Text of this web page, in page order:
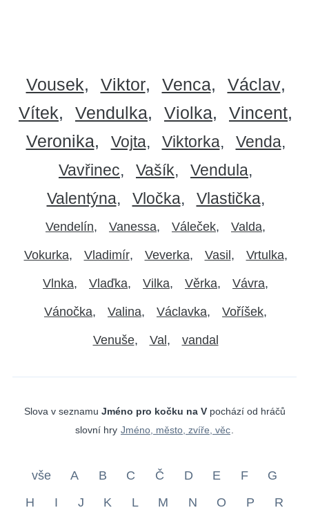
Vousek Viktor Venca
Václav
Vítek
Vendulka Violka
Vincent
Veronika
Vojta Viktorka
Venda
Vavřinec
Vašík
Vendula
Valentýna
Vločka Vlastička
Vendelín Vanessa Váleček Valda
Vokurka Vladimír Veverka Vasil Vrtulka
Vlnka Vlaďka Vilka Věrka Vávra
Vánočka Valina Václavka Voříšek
Venuše Val vandal
Slova v seznamu Jméno pro kočku na Vpochází od hráčů
slovní hry Jméno, město, zvíře, věc
vše A B C Č D E F
G
H
I J K L M N O P R